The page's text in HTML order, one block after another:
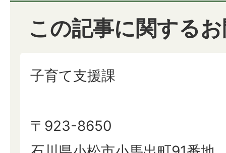
この記事に関する
子育て支援課
〒923-8650